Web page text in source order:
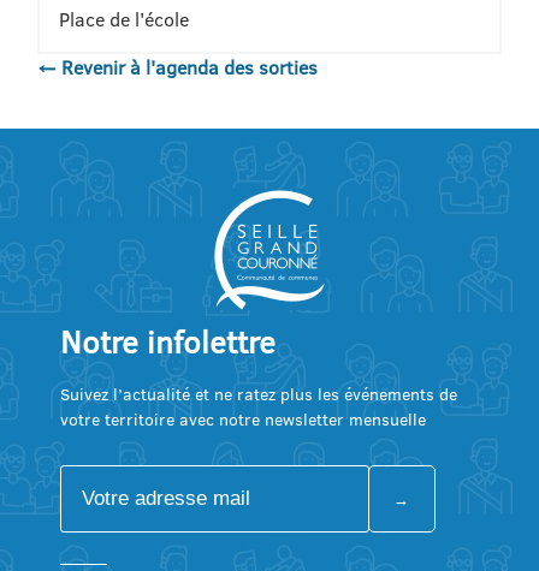
Place de l'école
← Revenir à l'agenda des sorties
Notre infolettre
Suivez l’actualité et ne ratez plus les événements de
votre territoire avec notre newsletter mensuelle